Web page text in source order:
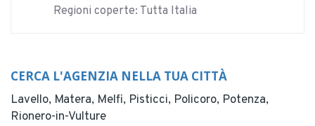
Regioni coperte: Tutta Italia
CERCA L'AGENZIA NELLA TUA CITTÀ
Lavello, Matera, Melfi, Pisticci, Policoro, Potenza,
Rionero-in-Vulture